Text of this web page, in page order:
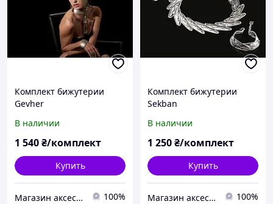
Комплект бижутерии
Gevher
В наличии
1 540₴/комплект
Купить
Магазин аксессуаров Silver Taurus. 100%
Комплект бижутерии
Sekban
В наличии
1 250₴/комплект
Купить
Магазин аксессуаров Silver Taurus. 100%